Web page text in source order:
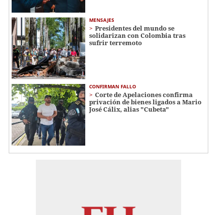
MENSAJES
Presidentes del mundo se
solidarizan con Colombia tras
sufrir terremoto
CONFIRMAN FALLO
Corte de Apelaciones confirma
privación de bienes ligados a Mario
José Cálix, alias "Cubeta"